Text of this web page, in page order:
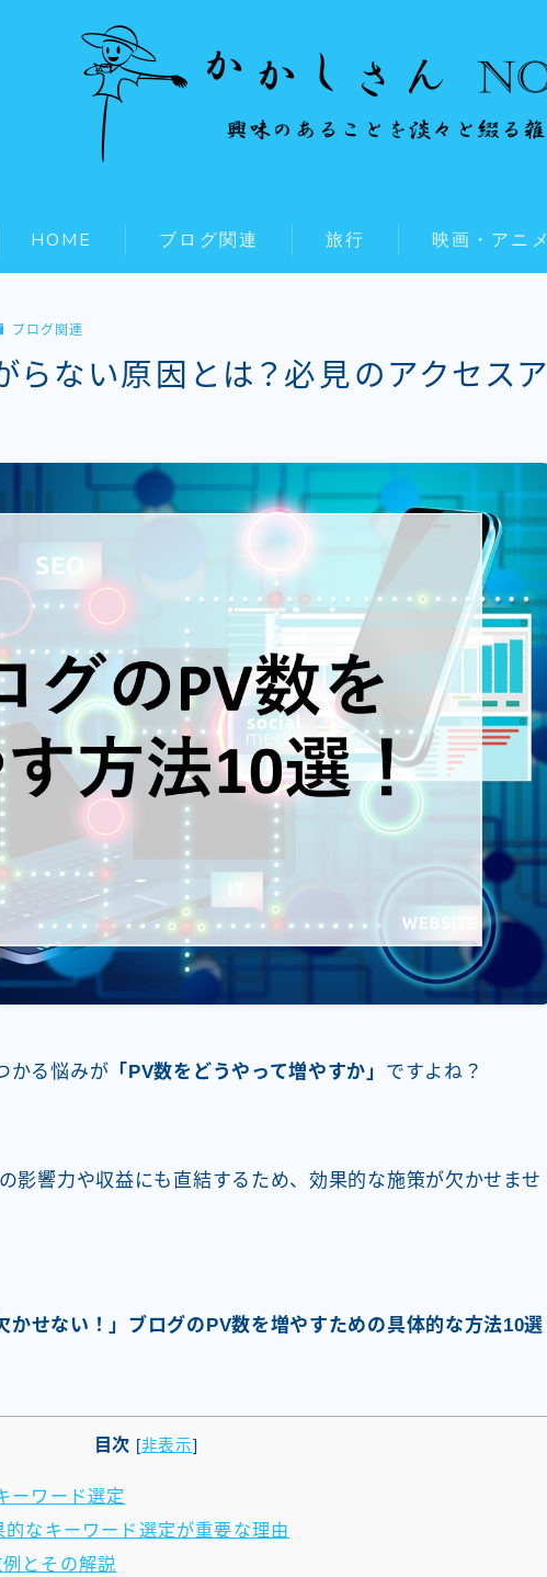
HOME ブログ関連 旅行 映画・アニメ
ブログ関連
らない原因とは？必見のアクセスア
かる悩みが 「PV数をどうやって増やすか」 ですよね？
影響力や収益にも直結するため、効果的な施策が欠かせませ
かせない！」ブログのPV数を増やすための具体的な方法10選
目次 [非表示]
ーワード選定
なキーワード選定が重要な理由
とその解説